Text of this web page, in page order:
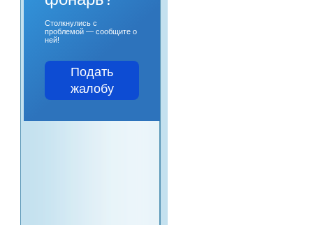
Столкнулись с
проблемой — сообщите о
ней!
Подать
жалобу